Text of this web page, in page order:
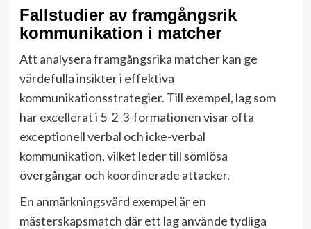
Fallstudier av framgångsrik
kommunikation i matcher
Att analysera framgångsrika matcher kan ge
värdefulla insikter i effektiva
kommunikationsstrategier. Till exempel, lag som
har excellerat i 5-2-3-formationen visar ofta
exceptionell verbal och icke-verbal
kommunikation, vilket leder till sömlösa
övergångar och koordinerade attacker.
En anmärkningsvärd exempel är en
mästerskapsmatch där ett lag använde tydliga